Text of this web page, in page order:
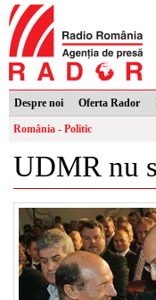
Despre noi Oferta Rador
România - Politic
UDMR nu